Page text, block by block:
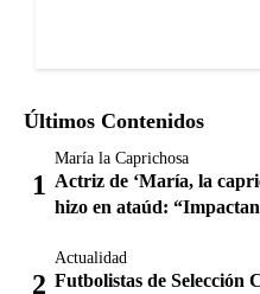
Últimos Contenidos
María la Caprichosa
Actriz de ‘María, la
hizo en ataúd:
Actualidad
Futbolistas de Selección